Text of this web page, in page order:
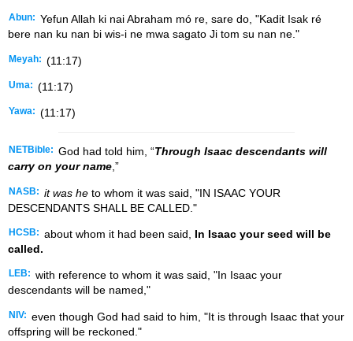
Abun: Yefun Allah ki nai Abraham mó re, sare do, "Kadit Isak ré
bere nan ku nan bi wis-i ne mwa sagato Ji tom su nan ne."
Meyah: (11:17)
Uma: (11:17)
Yawa: (11:17)
NETBible: God had told him, “Through Isaac descendants will
carry on your name ,”
NASB: it was he to whom it was said, "IN ISAAC YOUR
DESCENDANTS SHALL BE CALLED."
HCSB: about whom it had been said, In Isaac your seed will be
called.
LEB: with reference to whom it was said, "In Isaac your
descendants will be named,"
NIV: even though God had said to him, "It is through Isaac that your
offspring will be reckoned."